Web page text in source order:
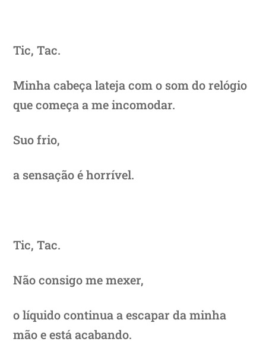
Tic, Tac.
Minha cabeça lateja com o som do relógio
que começa a me incomodar.
Suo frio,
a sensação é horrível.
Tic, Tac.
Não consigo me mexer,
o líquido continua a escapar da minha
mão e está acabando.